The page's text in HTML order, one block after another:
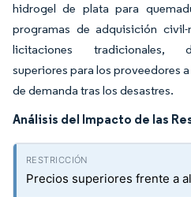
hidrogel de plata para
programas de adquisición
licitaciones tradicionales,
superiores para los proveedores
de demanda tras los desastres.
Análisis del Impacto de las
Precios superiores frente a